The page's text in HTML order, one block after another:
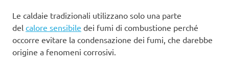
Le caldaie tradizionali utilizzano solo una parte
del calore sensibile dei fumi di combustione perché
occorre evitare la condensazione dei fumi, che darebbe
origine a fenomeni corrosivi.